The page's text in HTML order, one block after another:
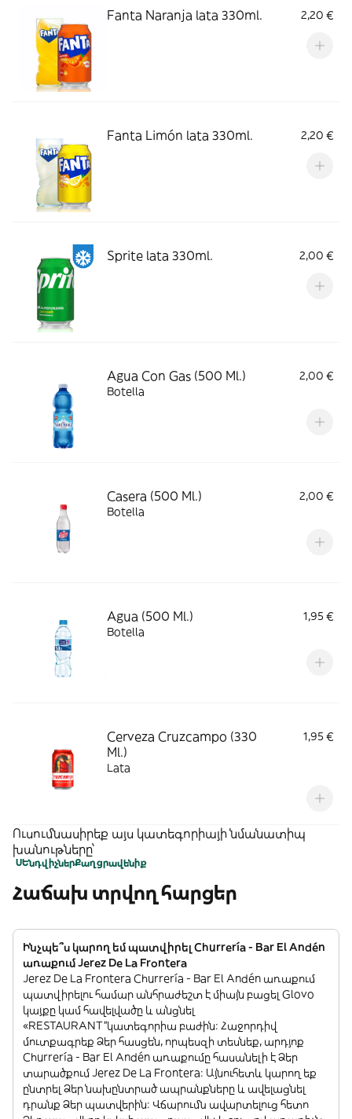
Fanta Naranja lata 330ml. 2,20 €
Fanta Limón lata 330ml. 2,20 €
Sprite lata 330ml. 2,00 €
Agua Con Gas (500 Ml.)
2,00 €
Botella
Casera (500 Ml.)
2,00 €
Botella
Agua (500 Ml.)
1,95 €
Botella
Cerveza Cruzcampo (330
Ml.)
1,95 €
Lata
Ուսումնասիրեք այս կատեգորիայի նմանատիպ
խանութները՝
ՍԵնդվիչներՔաղցրավենիք
Հաճախ տրվող հարցեր
Ինչպե՞ս կարող եմ պատվիրել Churrería - Bar El Andén
առաքում Jerez De La Frontera
Jerez De La Frontera Churrería - Bar El Andén առաքում
պատվիրելու համար անհրաժեշտ է միայն բացել Glovo
կայքը կամ հավելվածը և անցնել
«RESTAURANT”կատեգորիա բաժին: Հաջորդիվ
մուտքագրեք Ձեր հասցեն, որպեսզի տեսնեք, արդյոք
Churrería - Bar El Andén առաքումը հասանելի է Ձեր
տարածքում Jerez De La Frontera: Այնուհետև կարող եք
ընտրել Ձեր նախընտրած ապրանքները և ավելացնել
դրանք Ձեր պատվերին: Վճարումն ավարտելուց հետո